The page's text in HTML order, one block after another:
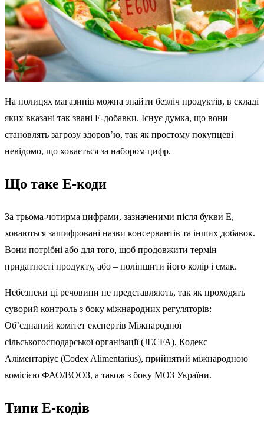
На полицях магазинів можна знайти безліч продуктів, в складі
яких вказані так звані Е-добавки. Існує думка, що вони
становлять загрозу здоров’ю, так як простому покупцеві
невідомо, що ховається за набором цифр.
Що таке Е-коди
За трьома-чотирма цифрами, зазначеними після букви Е,
ховаються зашифровані назви консервантів та інших добавок.
Вони потрібні або для того, щоб продовжити термін
придатності продукту, або – поліпшити його колір і смак.
Небезпеки ці речовини не представляють, так як проходять
суворий контроль з боку міжнародних регуляторів:
Об’єднаний комітет експертів Міжнародної
сільськогосподарської організації (JECFA), Кодекс
Аліментаріус (Codex Alimentarius), прийнятий міжнародною
комісією ФАО/ВООЗ, а також з боку МОЗ України.
Типи Е-кодів